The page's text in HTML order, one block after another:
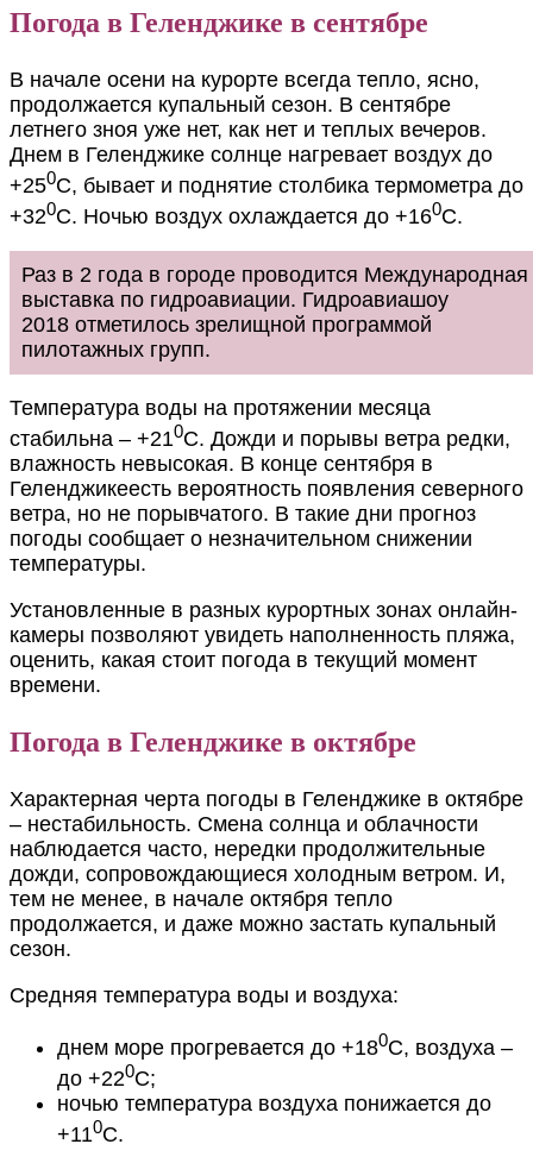
Погода в Геленджике в сентябре
В начале осени на курорте всегда тепло, ясно,
продолжается купальный сезон. В сентябре
летнего зноя уже нет, как нет и теплых вечеров.
Днем в Геленджике солнце нагревает воздух до
+250С, бывает и поднятие столбика термометра до
+320С. Ночью воздух охлаждается до +160С.
Раз в 2 года в городе проводится Международная
выставка по гидроавиации. Гидроавиашоу
2018 отметилось зрелищной программой
пилотажных групп.
Температура воды на протяжении месяца
стабильна – +210С. Дожди и порывы ветра редки,
влажность невысокая. В конце сентября в
Геленджикеесть вероятность появления северного
ветра, но не порывчатого. В такие дни прогноз
погоды сообщает о незначительном снижении
температуры.
Установленные в разных курортных зонах онлайн-
камеры позволяют увидеть наполненность пляжа,
оценить, какая стоит погода в текущий момент
времени.
Погода в Геленджике в октябре
Характерная черта погоды в Геленджике в октябре
– нестабильность. Смена солнца и облачности
наблюдается часто, нередки продолжительные
дожди, сопровождающиеся холодным ветром. И,
тем не менее, в начале октября тепло
продолжается, и даже можно застать купальный
сезон.
Средняя температура воды и воздуха:
днем море прогревается до +180С, воздуха –
до +220С;
ночью температура воздуха понижается до
+110С.